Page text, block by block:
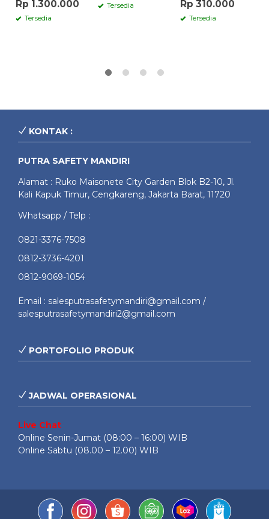
Rp 1.300.000
Tersedia
Tersedia Rp 310.000
Tersedia
KONTAK :
PUTRA SAFETY MANDIRI
Alamat : Ruko Maisonete City Garden Blok B2-10, Jl.
Kali Kapuk Timur, Cengkareng, Jakarta Barat, 11720
Whatsapp / Telp :
0821-3376-7508
0812-3736-4201
0812-9069-1054
Email : salesputrasafetymandiri@gmail.com /
salesputrasafetymandiri2@gmail.com
PORTOFOLIO PRODUK
JADWAL OPERASIONAL
Live Chat
Online Senin-Jumat (08:00 – 16:00) WIB
Online Sabtu (08.00 – 12.00) WIB